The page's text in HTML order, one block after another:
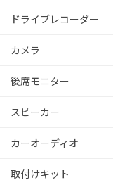
ドライブレコーダー
カメラ
後席モニター
スピーカー
カーオーディオ
取付けキット